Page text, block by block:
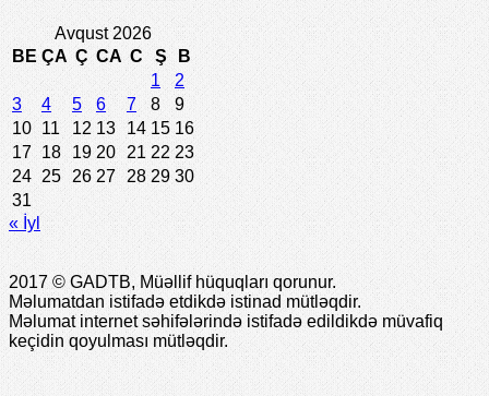
Avqust 2026
BE ÇA Ç CA C Ş
B
1
2
3
4 5 6 7 8
9
10 11 12 13 14 15 16
17 18 19 20 21 22 23
24 25 26 27 28 29 30
31
« İyl
2017 © GADTB, Müəllif hüquqları qorunur.
Məlumatdan istifadə etdikdə istinad mütləqdir.
Məlumat internet səhifələrində istifadə edildikdə müvafiq
keçidin qoyulması mütləqdir.